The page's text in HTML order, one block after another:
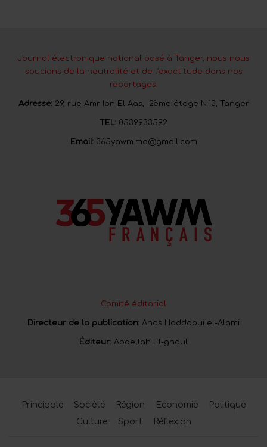
Journal électronique national basé à Tanger, nous nous
soucions de la neutralité et de l’exactitude dans nos
reportages.
Adresse: 29, rue Amr Ibn El Aas, 2ème étage N:13, Tanger
TEL: 0539933592
Email: 365yawm.ma@gmail.com
Comité éditorial
Directeur de la publication: Anas Haddaoui el-Alami
Éditeur: Abdellah El-ghoul
Principale Société Région Economie
Politique
Culture
Sport Réflexion